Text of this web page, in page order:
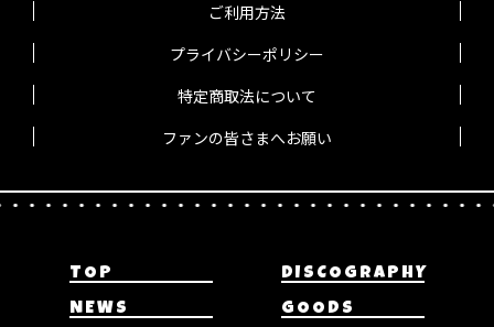
ご利用方法
プライバシーポリシー
特定商取法について
ファンの皆さまへお願い
TOP
DISCOGRAPHY
NEWS
GOODS